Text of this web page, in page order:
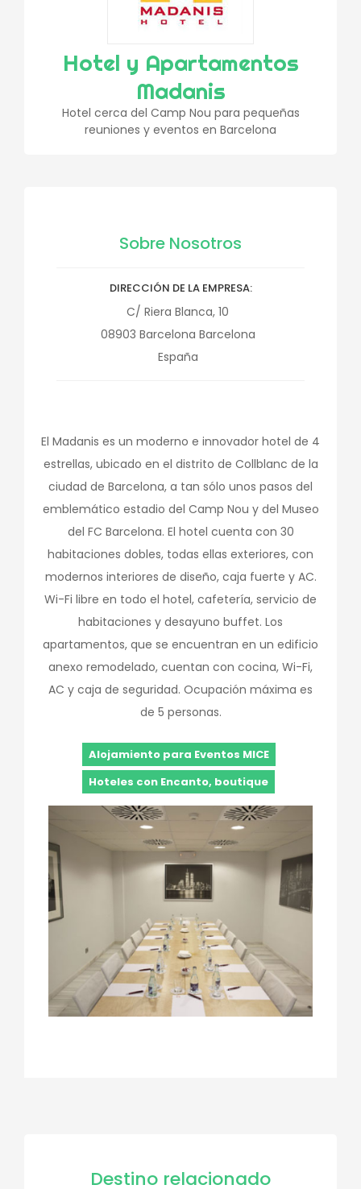
Hotel y Apartamentos
Madanis
Hotel cerca del Camp Nou para pequeñas
reuniones y eventos en Barcelona
Sobre Nosotros
DIRECCIÓN DE LA EMPRESA
C/ Riera Blanca, 10
08903 Barcelona Barcelona
España
El Madanis es un moderno e innovador hotel de 4
estrellas, ubicado en el distrito de Collblanc de la
ciudad de Barcelona, a tan sólo unos pasos del
emblemático estadio del Camp Nou y del Museo
del FC Barcelona. El hotel cuenta con 30
habitaciones dobles, todas ellas exteriores, con
modernos interiores de diseño, caja fuerte y AC.
Wi-Fi libre en todo el hotel, cafetería, servicio de
habitaciones y desayuno buffet. Los
apartamentos, que se encuentran en un edificio
anexo remodelado, cuentan con cocina, Wi-Fi,
AC y caja de seguridad. Ocupación máxima es
de 5 personas.
Alojamiento para Eventos MICE
Hoteles con Encanto, boutique
Destino relacionado